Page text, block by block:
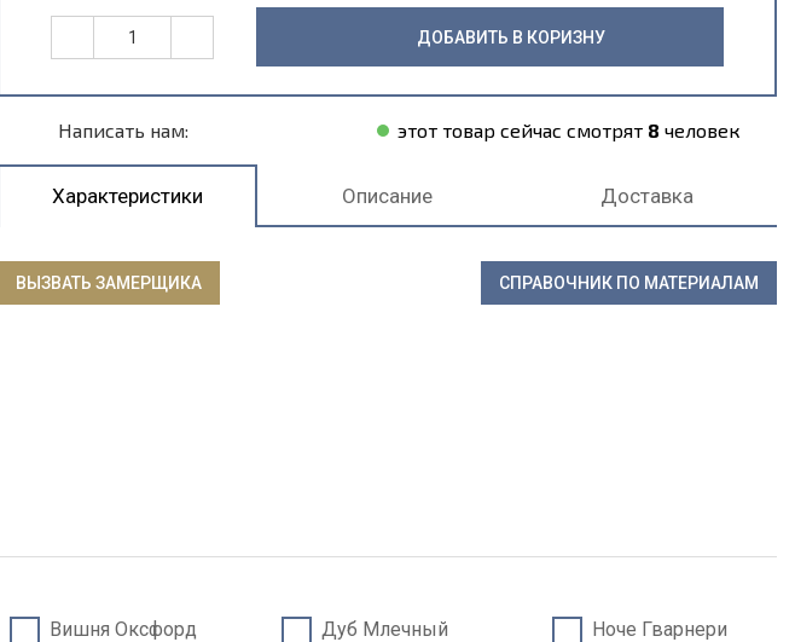
ДОБАВИТЬ В КОРИЗНУ
Написать нам: этот товар сейчас смотрят 8 человек
Характеристики Описание Доставка
ВЫЗВАТЬ ЗАМЕРЩИКА СПРАВОЧНИК ПО МАТЕРИАЛАМ
Вишня Оксфорд
Дуб Млечный
Ноче Гварнери